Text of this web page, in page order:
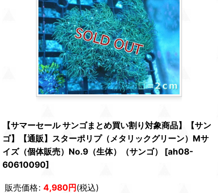
【サマーセール サンゴまとめ買い割り対象商品】【サン
ゴ】【通販】スターポリプ（メタリックグリーン）Mサ
イズ（個体販売）No.9（生体）（サンゴ）
[ah08-
60610090]
販売価格: 4,980円(税込)